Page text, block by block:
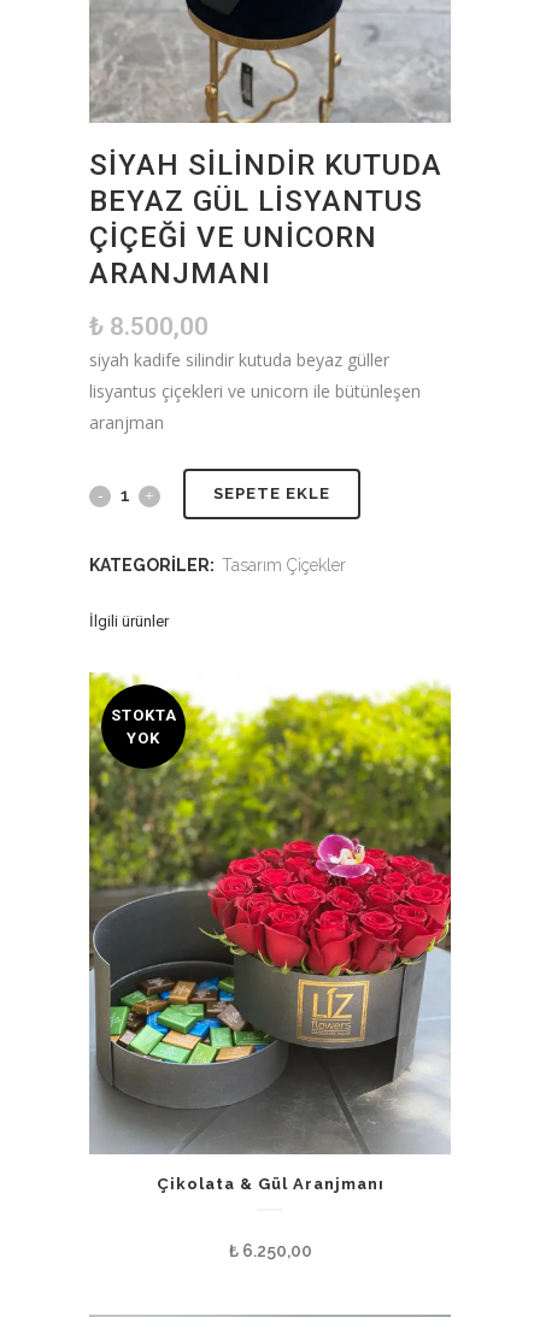
SIYAH SILINDIR KUTUDA
BEYAZ GÜL LISYANTUS
ÇIÇEĞI VE UNICORN
ARANJMANI
₺ 8.500,00
siyah kadife silindir kutuda beyaz güller
lisyantus çiçekleri ve unicorn ile bütünleşen
aranjman
SEPETE EKLE
KATEGORILER: Tasarım Çiçekler
İlgili ürünler
STOKTA
YOK
Çikolata & Gül Aranjmanı
₺6.250,00